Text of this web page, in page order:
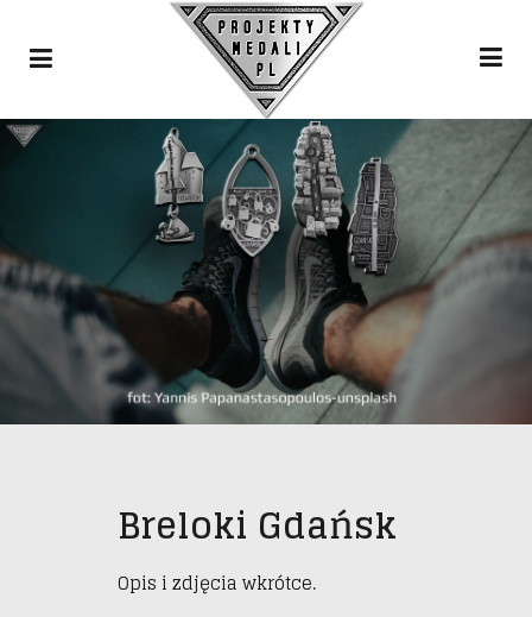
Breloki Gdańsk
Opis i zdjęcia wkrótce.